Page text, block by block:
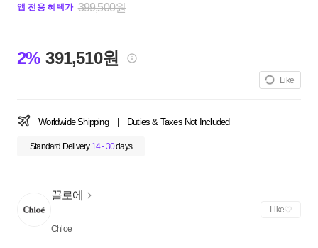
앱 전용 혜택가 399,500원
2% 391,510원
Like
Worldwide Shipping Duties & Taxes Not Included
Standard Delivery 14 - 30days
끌로에
Chloe
Like